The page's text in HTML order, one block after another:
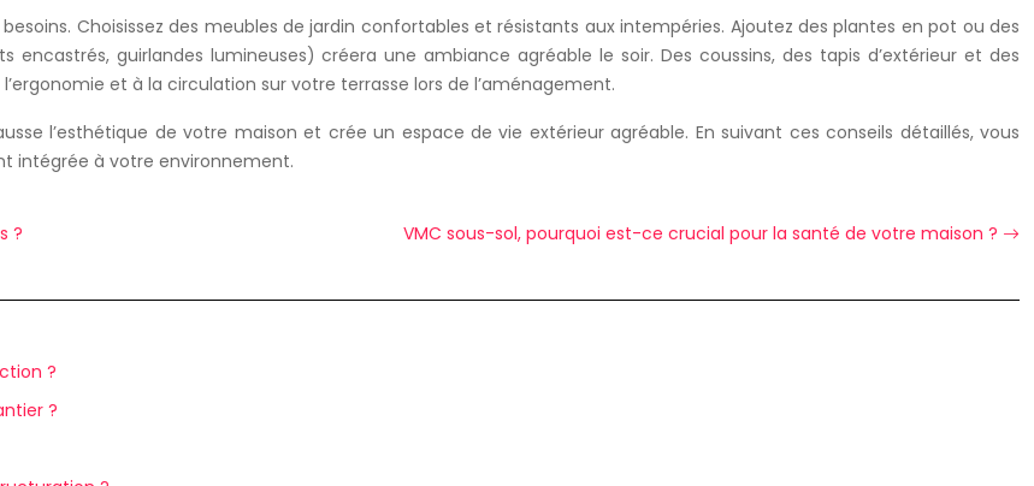
Choisissez des meubles de jardin confortables et résistants aux intempéries. Ajoutez des plantes en pot ou des
encastrés, guirlandes lumineuses) créera une ambiance agréable le soir. Des coussins, des tapis d’extérieur et des
et à la circulation sur votre terrasse lors de l’aménagement.
l’esthétique de votre maison et crée un espace de vie extérieur agréable. En suivant ces conseils détaillés, vous
intégrée à votre environnement.
? VMC sous-sol, pourquoi est-ce crucial pour la santé de votre maison ?
?
?